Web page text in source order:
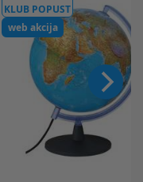
KLUB POPUST
web akcija